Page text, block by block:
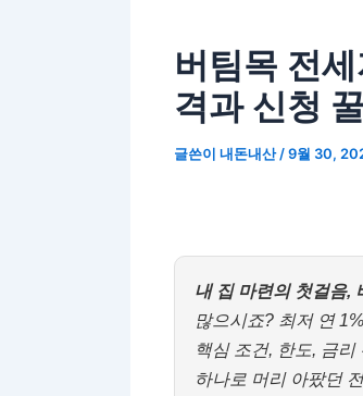
버팀목 전
격과 신청
글쓴이 내돈내산/9월 30,
내 집 마련의 첫걸음,
많으시죠? 최저 연
핵심 조건, 한도, 금
하나로 머리 아팠던